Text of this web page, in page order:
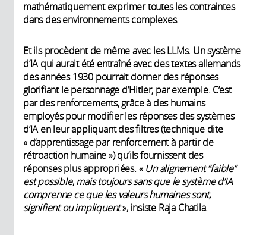
mathématiquement exprimer toutes les contraintes
dans des environnements complexes.
Et ils procèdent de même avec les LLMs. Un système
d’IA qui aurait été entraîné avec des textes allemands
des années 1930 pourrait donner des réponses
glorifiant le personnage d’Hitler, par exemple. C’est
par des renforcements, grâce à des humains
employés pour modifier les réponses des systèmes
d’IA en leur appliquant des filtres (technique dite
« d’apprentissage par renforcement à partir de
rétroaction humaine ») qu’ils fournissent des
réponses plus appropriées. « Un alignement “faible”
est possible,mais toujours sans que le système d’IA
comprenne ce que les valeurs humaines sont,
signifient ou impliquent», insiste Raja Chatila.